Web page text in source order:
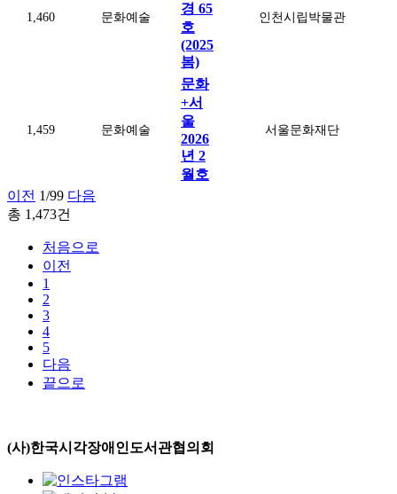
1,460 문화예술
경 65
호
(2025
봄)
인천시립박물관
1,459 문화예술
문화
+서
울
2026
년 2
월호
서울문화재단
이전 1/99 다음
총 1,473건
처음으로
이전
1
2
3
4
5
다음
끝으로
(사)한국시각장애인도서관협의회